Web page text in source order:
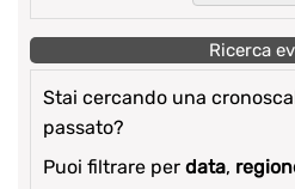
Ricerca
Stai cercando una
passato?
Puoi filtrare per data,